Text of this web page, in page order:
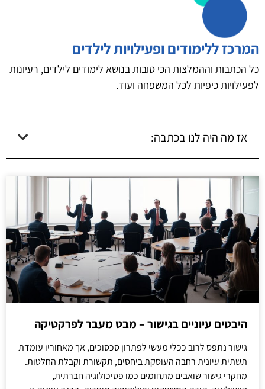
המרכז ללימודים ופעילויות לילדים
כל הכתבות וההמלצות הכי טובות בנושא לימודים לילדים, רעיונות
לפעילויות כיפיות לכל המשפחה ועוד.
אז מה היה לנו בכתבה:
היבטים עיוניים בגישור – מבט מעבר לפרקטיקה
גישור נתפס לרוב ככלי מעשי לפתרון סכסוכים, אך מאחוריו עומדת
תשתית עיונית רחבה העוסקת ביחסים, תקשורת וקבלת החלטות.
מחקרי גישור שואבים מתחומים כמו פסיכולוגיה חברתית,